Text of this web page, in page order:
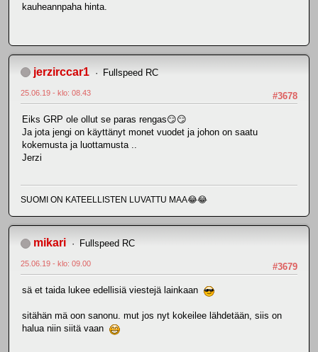
kauheannpaha hinta.
jerzirccar1 Fullspeed RC
#3678
25.06.19 - klo: 08.43
Eiks GRP ole ollut se paras rengas😏😏
Ja jota jengi on käyttänyt monet vuodet ja johon on saatu
kokemusta ja luottamusta ..
Jerzi
SUOMI ON KATEELLISTEN LUVATTU MAA😂😂
mikari Fullspeed RC
#3679
25.06.19 - klo: 09.00
sä et taida lukee edellisiä viestejä lainkaan
sitähän mä oon sanonu. mut jos nyt kokeilee lähdetään, siis on
halua niin siitä vaan